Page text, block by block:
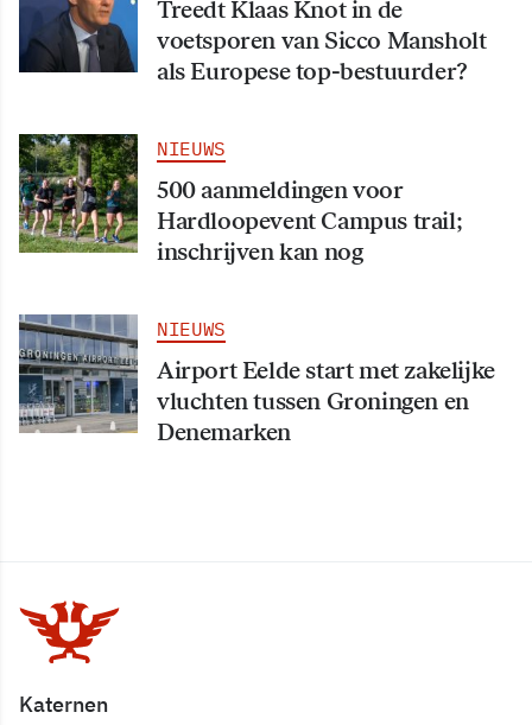
Treedt Klaas Knot in de
voetsporen van Sicco Mansholt
als Europese top-bestuurder?
NIEUWS
500 aanmeldingen voor
Hardloopevent Campus trail;
inschrijven kan nog
NIEUWS
Airport Eelde start met zakelijke
vluchten tussen Groningen en
Denemarken
Katernen